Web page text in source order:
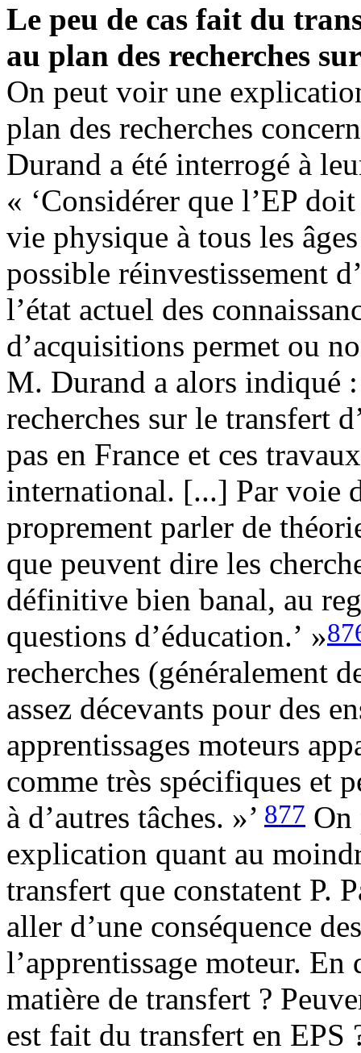
Le peu de cas fait du
au plan des recherches
On peut voir une
plan des recherches
Durand a été interrogé à
« ‘Considérer que l’EP
vie physique à tous les
possible réinvestissement
l’état actuel des
d’acquisitions permet ou
M. Durand a alors indiqué
recherches sur le transfert
pas en France et ces
international. [...] Par voie
proprement parler de
que peuvent dire les
définitive bien banal, au
questions d’éducation.’ »
recherches (généralement
assez décevants pour des
apprentissages moteurs
comme très spécifiques et
à d’autres tâches. »’ 877 On
explication quant au
transfert que constatent P.
aller d’une conséquence
l’apprentissage moteur.
matière de transfert ?
est fait du transfert en EPS